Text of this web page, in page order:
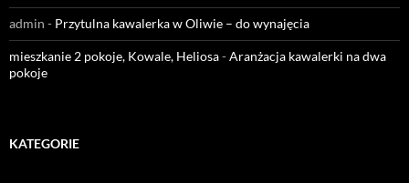
admin - Przytulna kawalerka w Oliwie – do wynajęcia
mieszkanie 2 pokoje, Kowale, Heliosa-Aranżacja kawalerki na dwa
pokoje
KATEGORIE